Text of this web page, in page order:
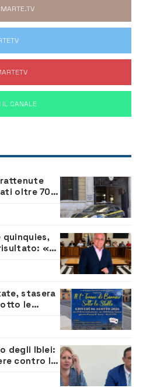
IL CANALE
oltre 700
quinquies,
«La
stasera
le
degli Iblei:
contro le